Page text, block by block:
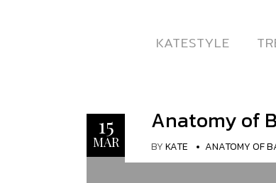
KATESTYLE
KATESTYLE
15
MAR
Anatomy of
BYKATE ANATOMY OF